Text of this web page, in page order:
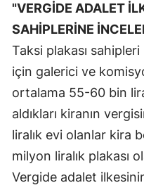
"VERGİDE ADALET
SAHİPLERİNE
Taksi plakası
için galerici ve
ortalama 55-60 bin
aldıkları kiranın
liralık evi olanlar kira
milyon liralık plakası
Vergide adalet